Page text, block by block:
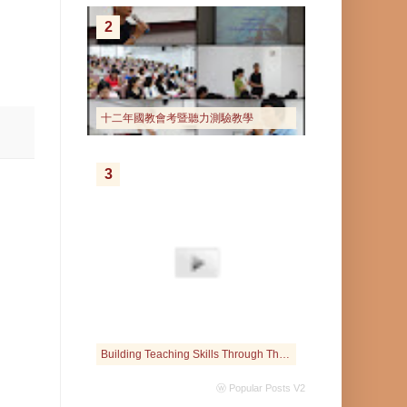
十二年國教會考暨聽力測驗教學
2
Building Teaching Skills Through The Interactive Web
3
ⓦ Popular Posts V2